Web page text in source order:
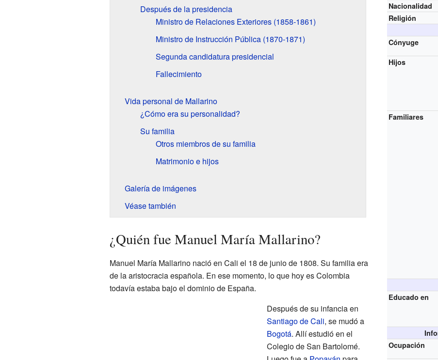
Nacionalidad
Religión
Cónyuge
Hijos
Familiares
Educado en
Ocupación
Después de la presidencia
Ministro de Relaciones Exteriores (1858-1861)
Ministro de Instrucción Pública (1870-1871)
Segunda candidatura presidencial
Fallecimiento
Vida personal de Mallarino
¿Cómo era su personalidad?
Su familia
Otros miembros de su familia
Matrimonio e hijos
Galería de imágenes
Véase también
¿Quién fue Manuel María Mallarino?
Manuel María Mallarino nació en Cali el 18 de junio de 1808. Su familia era
de la aristocracia española. En ese momento, lo que hoy es Colombia
todavía estaba bajo el dominio de España.
Después de su infancia en
Santiago de Cali, se mudó a
Bogotá. Allí estudió en el
Colegio de San Bartolomé.